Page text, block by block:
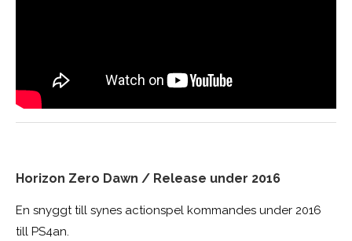
Horizon Zero Dawn / Release under 2016
En snyggt till synes actionspel kommandes under 2016
till PS4an.